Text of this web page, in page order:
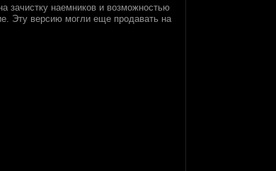
зачистку наемников и возможностью
Эту версию могли еще продавать на